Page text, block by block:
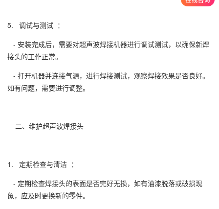
5. 调试与测试 ：
- 安装完成后，需要对超声波焊接机器进行调试测试，以确保新焊
接头的工作正常。
- 打开机器并连接气源，进行焊接测试，观察焊接效果是否良好。
如有问题，需要进行调整。
二、维护超声波焊接头
1. 定期检查与清洁 ：
- 定期检查焊接头的表面是否完好无损，如有油漆脱落或破损现
象，应及时更换新的零件。